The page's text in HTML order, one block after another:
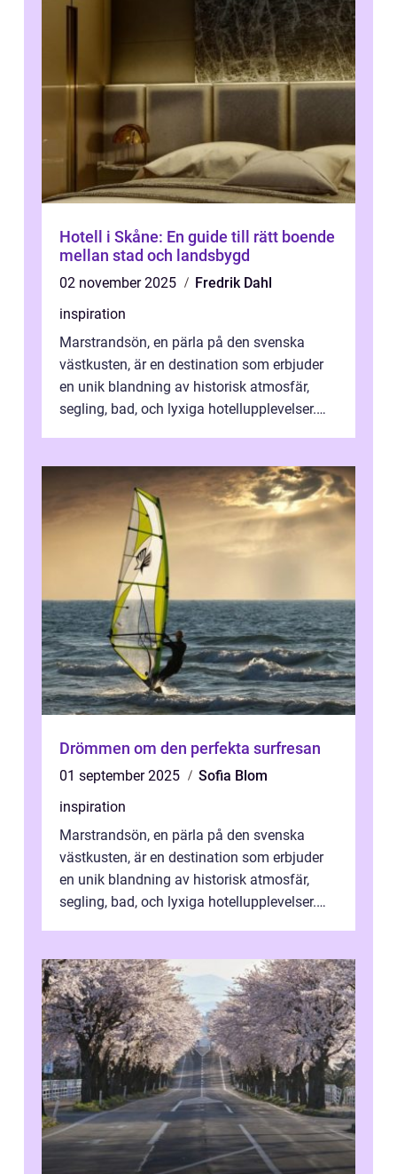
Hotell i Skåne: En guide till rätt boende
mellan stad och landsbygd
02 november 2025
Fredrik Dahl
inspiration
Marstrandsön, en pärla på den svenska
västkusten, är en destination som erbjuder
en unik blandning av historisk atmosfär,
segling, bad, och lyxiga hotellupplevelser.
Drömmen om den perfekta surfresan
01 september 2025
Sofia Blom
inspiration
Marstrandsön, en pärla på den svenska
västkusten, är en destination som erbjuder
en unik blandning av historisk atmosfär,
segling, bad, och lyxiga hotellupplevelser.